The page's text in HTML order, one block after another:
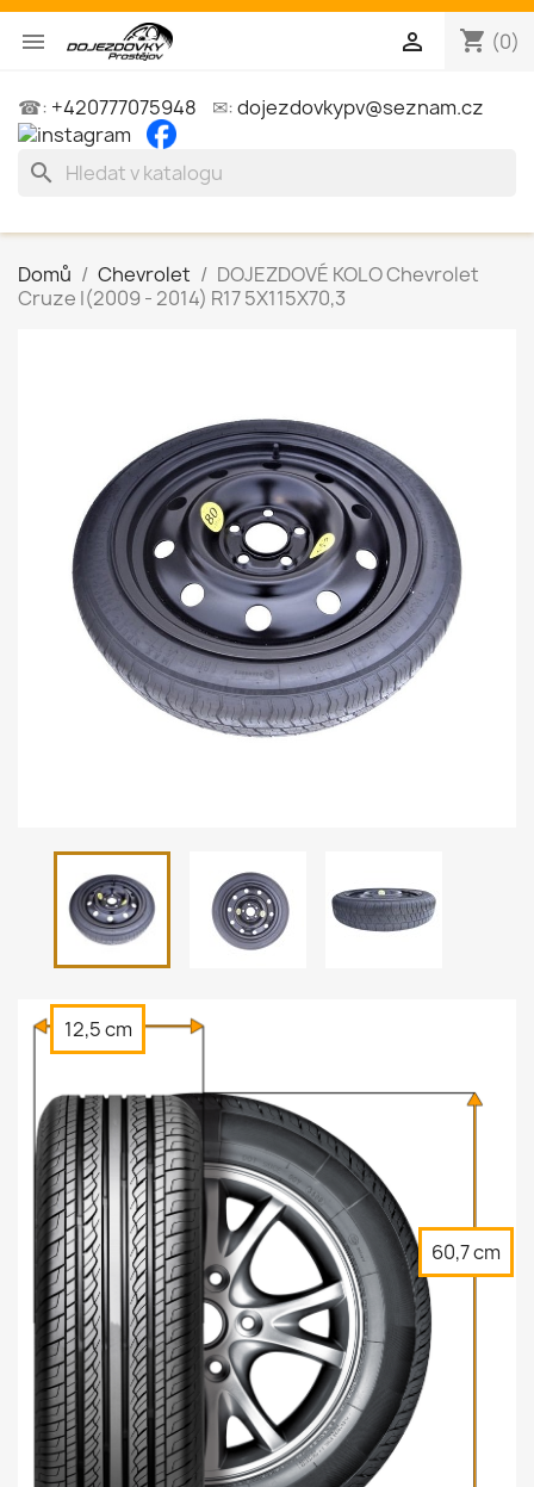
 shopping_cart (0)

☎: +420777075948 ✉:dojezdovkypv@seznam.cz
search
Domů Chevrolet
DOJEZDOVÉ KOLO Chevrolet
Cruze I(2009 - 2014) R17 5X115X70,3

12,5 cm
60,7 cm